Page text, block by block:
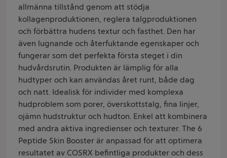
allmänna tillstånd genom att stödja
kollagenproduktionen, reglera talgproduktionen
och förbättra hudens textur och fasthet. Den har
även lugnande och återfuktande egenskaper och
fungerar som det perfekta första steget i din
hudvårdsrutin. Produkten är lämplig för alla
hudtyper och kan användas året runt, både dag
och natt. Idealisk för individer med komplexa
hudproblem som porer, överskottstalg, fina linjer,
ojämn hudstruktur och hudton. Enkel att kombinera
med andra aktiva ingredienser och texturer. The 6
Peptide Skin Booster är anpassad för att optimera
resultatet av COSRX befintliga produkter och dess